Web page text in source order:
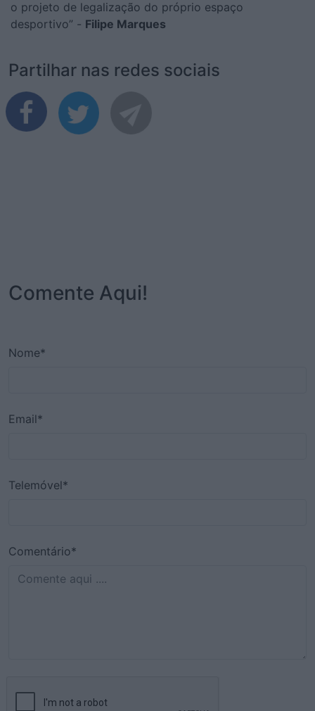
o projeto de legalização do próprio espaço
desportivo” - Filipe Marques
Partilhar nas redes sociais
Comente Aqui!
Nome*
Email*
Telemóvel*
Comentário*